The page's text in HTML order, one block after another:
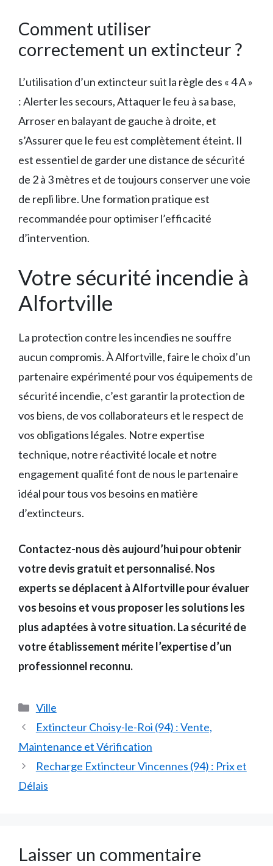
Comment utiliser
correctement un extincteur ?
L’utilisation d’un extincteur suit la règle des « 4 A »
: Alerter les secours, Attaquer le feu à sa base,
Arroser en balayant de gauche à droite, et
s’Assurer que le feu est complètement éteint. Il
est essentiel de garder une distance de sécurité
de 2 à 3 mètres et de toujours conserver une voie
de repli libre. Une formation pratique est
recommandée pour optimiser l’efficacité
d’intervention.
Votre sécurité incendie à
Alfortville
La protection contre les incendies ne souffre
aucun compromis. À Alfortville, faire le choix d’un
partenaire expérimenté pour vos équipements de
sécurité incendie, c’est garantir la protection de
vos biens, de vos collaborateurs et le respect de
vos obligations légales. Notre expertise
technique, notre réactivité locale et notre
engagement qualité font de nous le partenaire
idéal pour tous vos besoins en matière
d’extincteurs.
Contactez-nous dès aujourd’hui pour obtenir
votre devis gratuit et personnalisé. Nos
experts se déplacent à Alfortville pour évaluer
vos besoins et vous proposer les solutions les
plus adaptées à votre situation. La sécurité de
votre établissement mérite l’expertise d’un
professionnel reconnu.
Catégories
Ville
Extincteur Choisy-le-Roi (94) : Vente,
Maintenance et Vérification
Recharge Extincteur Vincennes (94) : Prix et
Délais
Laisser un commentaire